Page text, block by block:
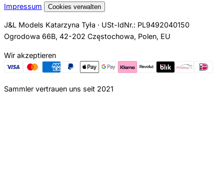
Impressum
Cookies verwalten
J&L Models Katarzyna Tyła · USt-IdNr.: PL9492040150
Ogrodowa 66B, 42-202 Częstochowa, Polen, EU
Wir akzeptieren
Sammler vertrauen uns seit 2021